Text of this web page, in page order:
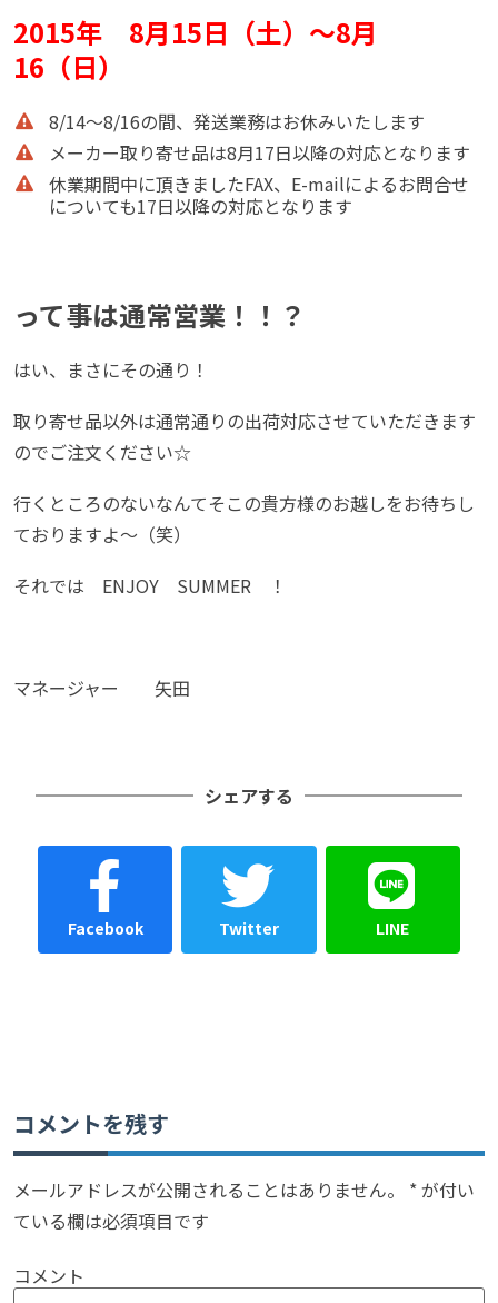
2015年 8月15日（土）～8月
16（日）
8/14～8/16の間、発送業務はお休みいたします
メーカー取り寄せ品は8月17日以降の対応となります
休業期間中に頂きましたFAX、E-mailによるお問合せ
についても17日以降の対応となります
って事は通常営業！！？
はい、まさにその通り！
取り寄せ品以外は通常通りの出荷対応させていただきます
のでご注文ください☆
行くところのないなんてそこの貴方様のお越しをお待ちし
ておりますよ～（笑）
それでは ENJOY SUMMER ！
マネージャー 矢田
シェアする
Facebook Twitter LINE
コメントを残す
メールアドレスが公開されることはありません。 *が付い
ている欄は必須項目です
コメント